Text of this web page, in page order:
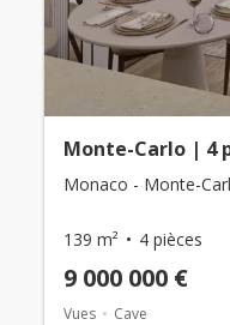
Monte-Carlo | 4
Monaco - Monte-
139 m² 4 pièces
9 000 000 €
Vues Cave